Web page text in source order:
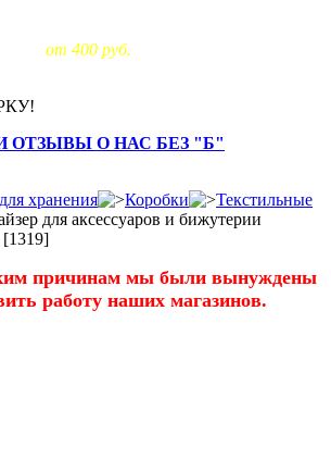
от 400 руб.
ОТЗЫВЫ О НАС БЕЗ "Б"
хранения Коробки
Текстильные
для аксессуаров и бижутерии
[1319]
причинам мы были вынуждены
работу наших магазинов.